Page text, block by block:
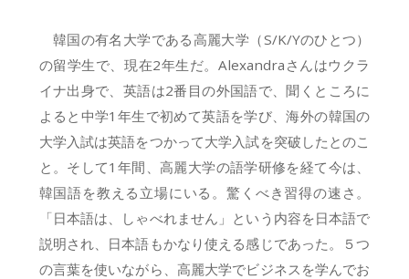
韓国の有名大学である高麗大学（S/K/Yのひとつ）
の留学生で、現在2年生だ。Alexandraさんはウクラ
イナ出身で、英語は2番目の外国語で、聞くところに
よると中学1年生で初めて英語を学び、海外の韓国の
大学入試は英語をつかって大学入試を突破したとのこ
と。そして1年間、高麗大学の語学研修を経て今は、
韓国語を教える立場にいる。驚くべき習得の速さ。
「日本語は、しゃべれません」という内容を日本語で
説明され、日本語もかなり使える感じであった。５つ
の言葉を使いながら、高麗大学でビジネスを学んでお